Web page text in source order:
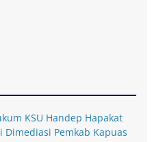
KSU Handep Hapakat
Dimediasi Pemkab Kapuas